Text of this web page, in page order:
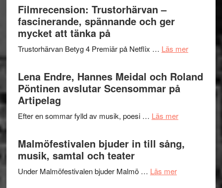
hjärtevarm
–
Delvis
bortom
terräng
Filmrecension: Trustorhärvan –
fascinerande, spännande och ger
mycket att tänka på
Trustorhärvan Betyg 4 Premiär på Netflix … Läs merom
–
Lena Endre, Hannes Meidal och Roland
Pöntinen avslutar Scensommar på
Artipelag
Efter en sommar fylld av musik, poesi … Läs merom
Hannes
Malmöfestivalen bjuder in till sång,
musik, samtal och teater
Under Malmöfestivalen bjuder Malmö … Läs merom